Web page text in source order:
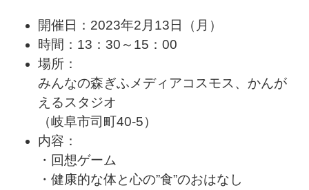
開催日：2023年2月13日（月）
時間：13：30～15：00
場所：
みんなの森ぎふメディアコスモス、かんが
える スタジオ
（岐阜市司町40-5）
内容：
・回想ゲーム
・健康的な体と心の”食”のおはなし